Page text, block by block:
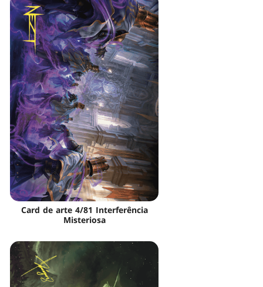
Card de arte 4/81 Interferência
Misteriosa